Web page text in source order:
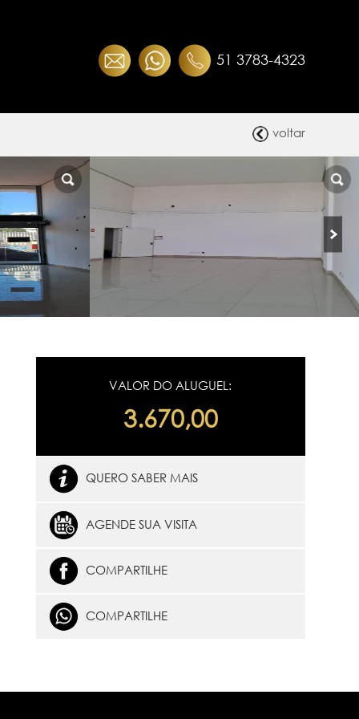
51 3783-4323
voltar
VALOR DO ALUGUEL:
3.670,00
QUERO SABER MAIS
AGENDE SUA VISITA
COMPARTILHE
COMPARTILHE